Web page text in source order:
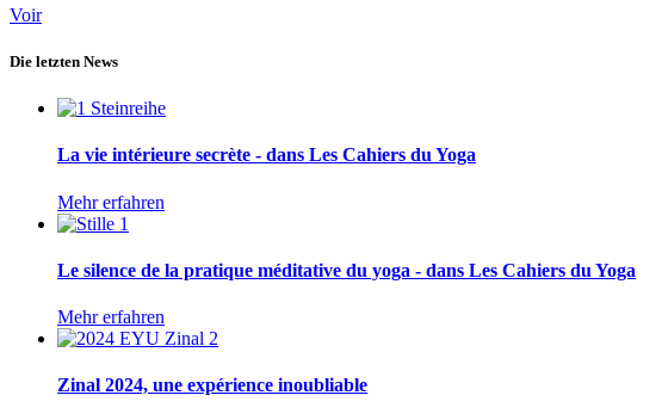
Voir
Die letzten News
La vie intérieure secrète - dans Les Cahiers du Yoga
Mehr erfahren
Le silence de la pratique méditative du yoga - dans Les Cahiers du Yoga
Mehr erfahren
Zinal 2024, une expérience inoubliable